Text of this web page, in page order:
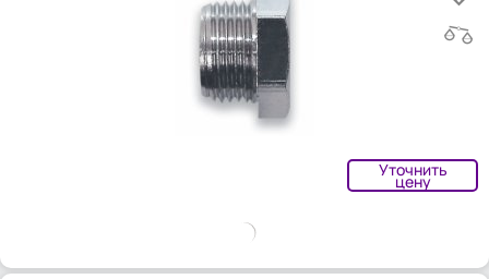
Уточнить
цену